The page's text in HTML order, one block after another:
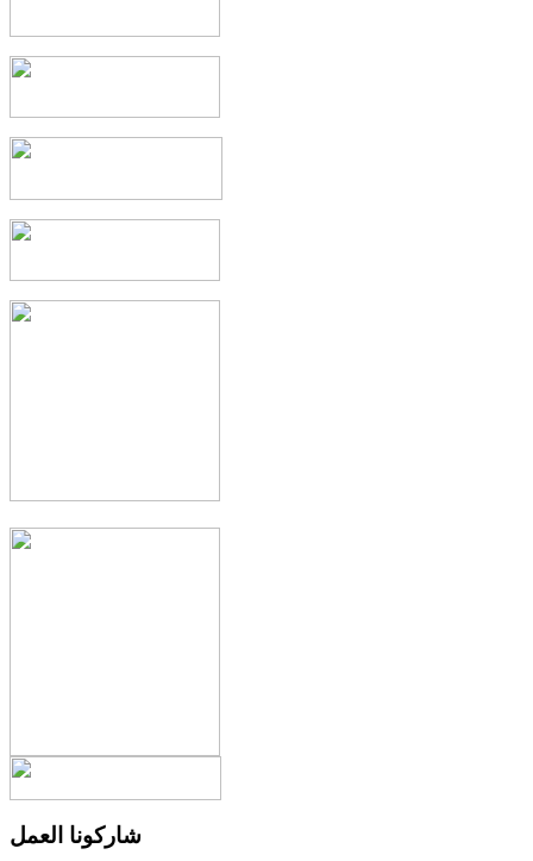
شاركونا العمل